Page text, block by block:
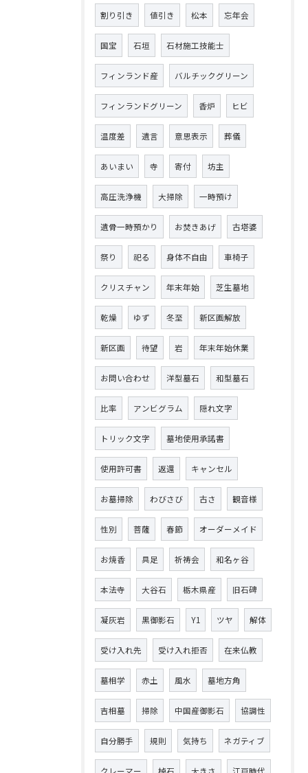
割り引き 値引き 松本 忘年会
国宝 石垣 石材施工技能士
フィンランド産 バルチックグリーン
フィンランドグリーン 香炉 ヒビ
温度差 遺言 意思表示 葬儀
あいまい 寺 寄付 坊主
高圧洗浄機 大掃除 一時預け
遺骨一時預かり お焚きあげ 古塔婆
祭り 祀る 身体不自由 車椅子
クリスチャン 年末年始 芝生墓地
乾燥 ゆず 冬至 新区画解放
新区画 待望 岩 年末年始休業
お問い合わせ 洋型墓石 和型墓石
比率 アンビグラム 隠れ文字
トリック文字 墓地使用承諾書
使用許可書 返還 キャンセル
お墓掃除 わびさび 古さ 観音様
性別 菩薩 春節 オーダーメイド
お焼香 具足 祈祷会 和名ヶ谷
本法寺 大谷石 栃木県産 旧石碑
凝灰岩 黒御影石 Y1 ツヤ 解体
受け入れ先 受け入れ拒否 在来仏教
墓相学 赤土 風水 墓地方角
吉相墓 掃除 中国産御影石 協調性
自分勝手 規則 気持ち ネガティブ